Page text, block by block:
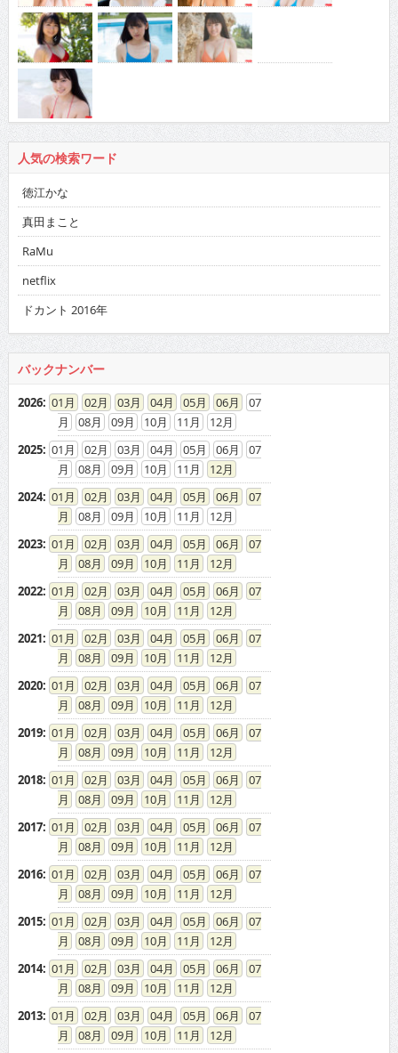
人気の検索ワード
徳江かな
真田まこと
RaMu
netflix
ドカント 2016年
バックナンバー
2026: 01 02 03 04 05 06
07
08
09 10 11
12
2025: 01 02 03 04 05 06
07
08
09 10 11
12
2024: 01 02 03 04 05 06
07
08
09 10 11
12
2023: 01 02 03 04 05 06
07
08
09 10 11
12
2022: 01 02 03 04 05 06
07
08
09 10 11
12
2021: 01 02 03 04 05 06
07
08
09 10 11
12
2020: 01 02 03 04 05 06
07
08
09 10 11
12
2019: 01 02 03 04 05 06
07
08
09 10 11
12
2018: 01 02 03 04 05 06
07
08
09 10 11
12
2017: 01 02 03 04 05 06
07
08
09 10 11
12
2016: 01 02 03 04 05 06
07
08
09 10 11
12
2015: 01 02 03 04 05 06
07
08
09 10 11
12
2014: 01 02 03 04 05 06
07
08
09 10 11
12
2013: 01 02 03 04 05 06
07
08
09 10 11
12